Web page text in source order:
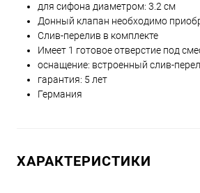
для сифона диаметром: 3.2 см
Донный клапан необходимо
Слив-перелив в комплекте
Имеет 1 готовое отверстие под
оснащение: встроенный слив-
гарантия: 5 лет
Германия
ХАРАКТЕРИСТИКИ